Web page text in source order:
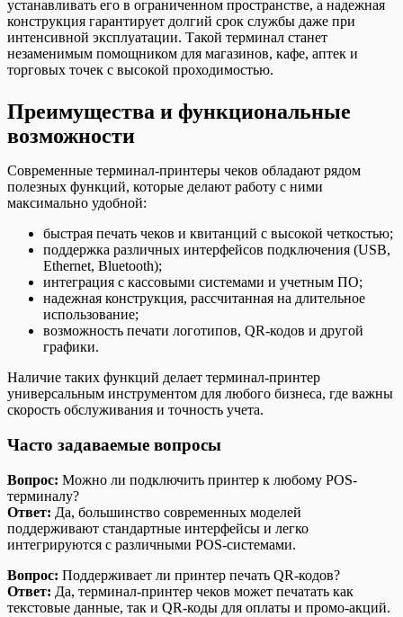
устанавливать его в ограниченном пространстве, а надежная
конструкция гарантирует долгий срок службы даже при
интенсивной эксплуатации. Такой терминал станет
незаменимым помощником для магазинов, кафе, аптек и
торговых точек с высокой проходимостью.
Преимущества и функциональные
возможности
Современные терминал-принтеры чеков обладают рядом
полезных функций, которые делают работу с ними
максимально удобной:
быстрая печать чеков и квитанций с высокой четкостью;
поддержка различных интерфейсов подключения (USB,
Ethernet, Bluetooth);
интеграция с кассовыми системами и учетным ПО;
надежная конструкция, рассчитанная на длительное
использование;
возможность печати логотипов, QR-кодов и другой
графики.
Наличие таких функций делает терминал-принтер
универсальным инструментом для любого бизнеса, где важны
скорость обслуживания и точность учета.
Часто задаваемые вопросы
Вопрос: Можно ли подключить принтер к любому POS-
терминалу?
Ответ: Да, большинство современных моделей
поддерживают стандартные интерфейсы и легко
интегрируются с различными POS-системами.
Вопрос: Поддерживает ли принтер печать QR-кодов?
Ответ: Да, терминал-принтер чеков может печатать как
текстовые данные, так и QR-коды для оплаты и промо-акций.